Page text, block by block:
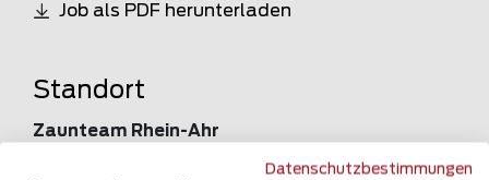
Job als PDF herunterladen
Standort
Zaunteam Rhein-Ahr
Datenschutzbestimmungen